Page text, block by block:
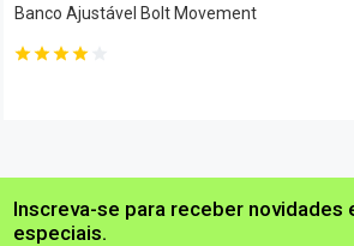
Banco Ajustável Bolt Movement
Inscreva-se para receber novidades
especiais.